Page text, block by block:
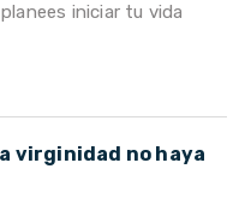
iniciar tu vida
virginidad no haya